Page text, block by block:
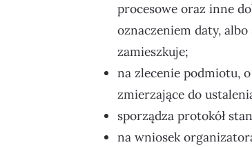
procesowe oraz inne
oznaczeniem daty,
zamieszkuje;
na zlecenie podmiotu,
zmierzające do
sporządza protokół
na wniosek